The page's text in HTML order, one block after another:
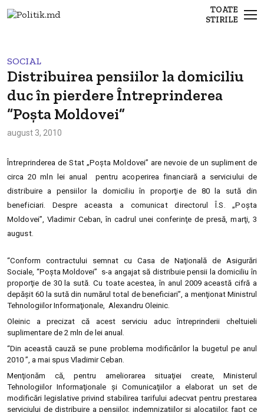
TOATE
STIRILE
SOCIAL
Distribuirea pensiilor la domiciliu
duc în pierdere Întreprinderea
“Poşta Moldovei”
august 3, 2010
Întreprinderea de Stat „Poşta Moldovei” are nevoie de un supliment de
circa 20 mln lei anual pentru acoperirea financiară a serviciului de
distribuire a pensiilor la domiciliu în proporţie de 80 la sută din
beneficiari. Despre aceasta a comunicat directorul Î.S. „Poşta
Moldovei”, Vladimir Ceban, în cadrul unei conferinţe de presă, marţi, 3
august.
“Conform contractului semnat cu Casa de Naţională de Asigurări
Sociale, “Poşta Moldovei” s-a angajat să distribuie pensii la domiciliu în
proporţie de 30 la sută. Cu toate acestea, în anul 2009 această cifră a
depăşit 60 la sută din numărul total de beneficiari”, a menţionat Ministrul
Tehnologiilor Informaţionale, Alexandru Oleinic.
Oleinic a precizat că acest serviciu aduc întreprinderii cheltuieli
suplimentare de 2 mln de lei anual.
“Din această cauză se pune problema modificărilor la bugetul pe anul
2010 ”, a mai spus Vladimir Ceban.
Menţionăm că, pentru ameliorarea situaţiei create, Ministerul
Tehnologiilor Informaţionale şi Comunicaţiilor a elaborat un set de
modificări legislative privind stabilirea tarifului adecvat pentru prestarea
serviciului de distribuire a pensiilor, indemnizaţiilor şi alocaţiilor, fapt ce